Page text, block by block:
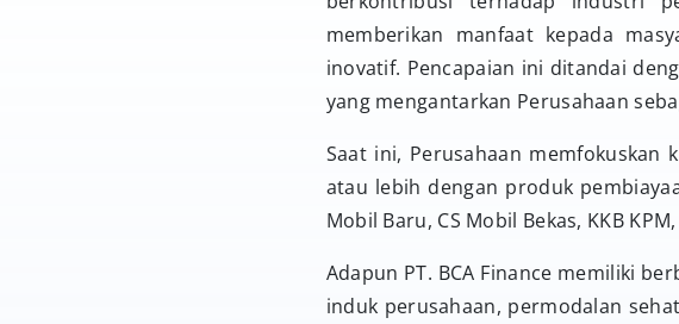
memberikan manfaat kepada
inovatif. Pencapaian ini ditandai
yang mengantarkan Perusahaan
Saat ini, Perusahaan
atau lebih dengan produk
Mobil Baru, CS Mobil Bekas, KKB
Adapun PT. BCA Finance memiliki
induk perusahaan, permodalan